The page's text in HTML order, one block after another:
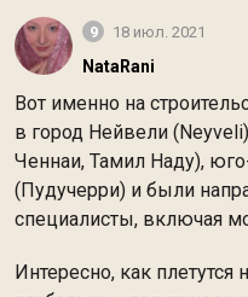
9 18 июл. 2021
NataRani
Вот именно на
в город Нейвели
Ченнаи, Тамил Наду),
(Пудучерри) и были
специалисты, включая
Интересно, как